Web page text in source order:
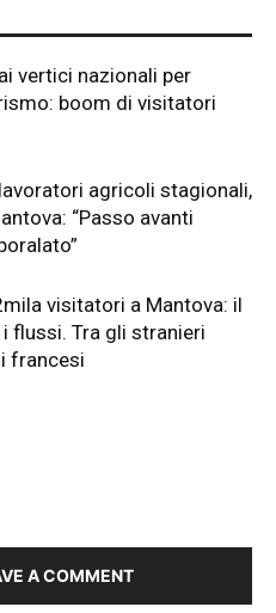
vertici nazionali per
boom di visitatori
agricoli stagionali,
“Passo avanti
visitatori a Mantova: il
flussi. Tra gli stranieri
francesi
A COMMENT